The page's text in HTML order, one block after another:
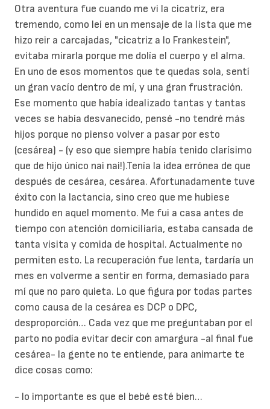
Otra aventura fue cuando me vi la cicatriz, era
tremendo, como leí en un mensaje de la lista que me
hizo reir a carcajadas, "cicatriz a lo Frankestein",
evitaba mirarla porque me dolía el cuerpo y el alma.
En uno de esos momentos que te quedas sola, sentí
un gran vacío dentro de mí, y una gran frustración.
Ese momento que había idealizado tantas y tantas
veces se había desvanecido, pensé -no tendré más
hijos porque no pienso volver a pasar por esto
(cesárea) - (y eso que siempre había tenido clarísimo
que de hijo único nai nai!).Tenía la idea errónea de que
después de cesárea, cesárea. Afortunadamente tuve
éxito con la lactancia, sino creo que me hubiese
hundido en aquel momento. Me fui a casa antes de
tiempo con atención domiciliaria, estaba cansada de
tanta visita y comida de hospital. Actualmente no
permiten esto. La recuperación fue lenta, tardaría un
mes en volverme a sentir en forma, demasiado para
mí que no paro quieta. Lo que figura por todas partes
como causa de la cesárea es DCP o DPC,
desproporción… Cada vez que me preguntaban por el
parto no podía evitar decir con amargura -al final fue
cesárea- la gente no te entiende, para animarte te
dice cosas como:
- lo importante es que el bebé esté bien…